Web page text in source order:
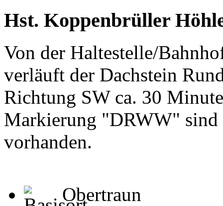
Hst. Koppenbrüller
Von der Haltestelle/
verläuft der Dachstein
Richtung SW ca. 30
Markierung "DRWW" sind
vorhanden.
Obertraun